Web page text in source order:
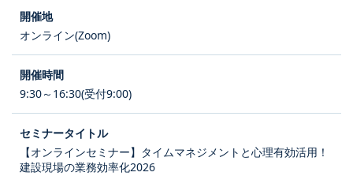
オンライン(Zoom)
9:30～16:30(受付9:00)
【オンラインセミナー】タイムマネジメントと心理有効活用！
建設現場の業務効率化2026